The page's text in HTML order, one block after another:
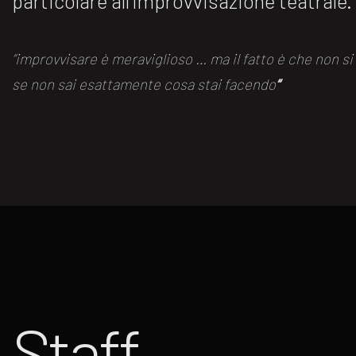
“improvvisare è meraviglioso … ma il fatto è che non
se non sai esattamente cosa stai facendo“